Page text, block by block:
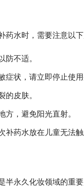
药水时，需要注意以下
防不适。
症状，请立即停止使用
的皮肤。
方，避免阳光直射。
补药水放在儿童无法触
半永久化妆领域的重